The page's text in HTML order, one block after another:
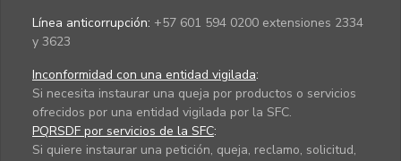
Línea anticorrupción: +57 601 594 0200 extensiones 2334
y 3623
Inconformidad con una entidad vigilada:
Si necesita instaurar una queja por productos o servicios
ofrecidos por una entidad vigilada por la SFC.
PQRSDF por servicios de la SFC:
Si quiere instaurar una petición, queja, reclamo, solicitud,